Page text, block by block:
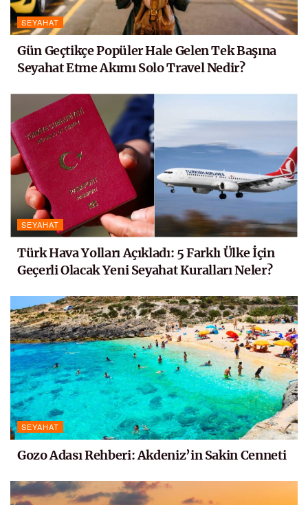
SEYAHAT
Gün Geçtikçe Popüler Hale Gelen Tek Başına
Seyahat Etme Akımı Solo Travel Nedir?
SEYAHAT
Türk Hava Yolları Açıkladı: 5 Farklı Ülke İçin
Geçerli Olacak Yeni Seyahat Kuralları Neler?
SEYAHAT
Gozo Adası Rehberi: Akdeniz’in Sakin Cenneti